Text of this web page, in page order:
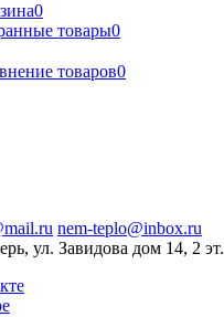
0
товары0
товаров0
nem-teplo@inbox.ru
ул. Завидова дом 14, 2 эт.